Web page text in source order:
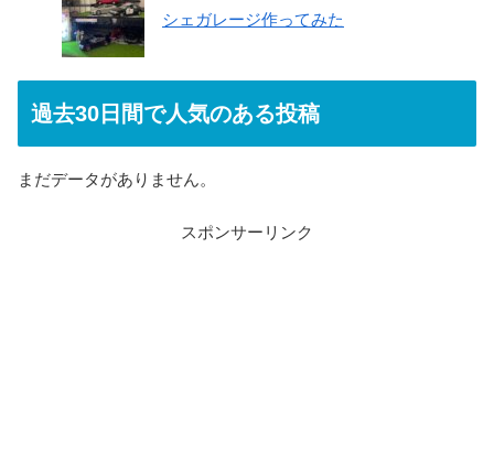
シェガレージ作ってみた
過去30日間で人気のある投稿
まだデータがありません。
スポンサーリンク